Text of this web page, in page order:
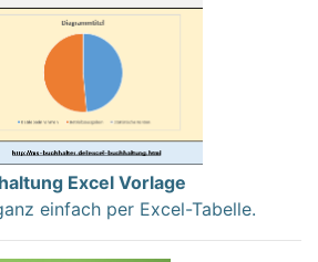
Excel Vorlage
einfach per Excel-Tabelle.